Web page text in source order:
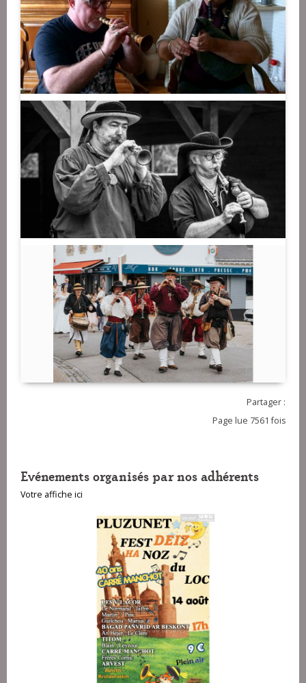
Partager :
Page lue 7561 fois
Evénements organisés par nos adhérents
Votre affiche ici